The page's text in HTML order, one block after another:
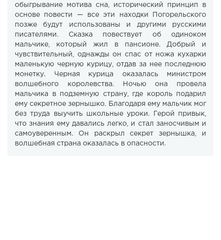
обыгрывание мотива сна, исторический принцип в
основе повести — все эти находки Погорельского
позже будут использованы и другими русскими
писателями. Сказка повествует об одиноком
мальчике, который жил в пансионе. Добрый и
чувствительный, однажды он спас от ножа кухарки
маленькую черную курицу, отдав за нее последнюю
монетку. Черная курица оказалась министром
волшебного королевства. Ночью она провела
мальчика в подземную страну, где король подарил
ему секретное зернышко. Благодаря ему мальчик мог
без труда выучить школьные уроки. Герой привык,
что знания ему давались легко, и стал заносчивым и
самоуверенным. Он раскрыл секрет зернышка, и
волшебная страна оказалась в опасности.